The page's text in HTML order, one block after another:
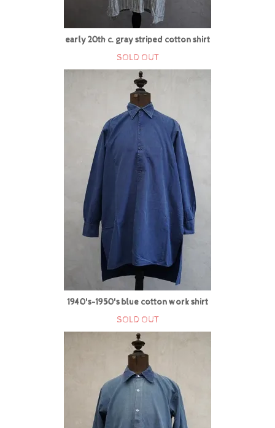
early 20th c. gray striped cotton shirt
SOLD OUT
1940's-1950's blue cotton work shirt
SOLD OUT